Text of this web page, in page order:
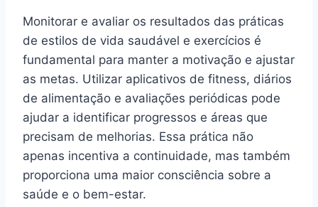
Monitorar e avaliar os resultados das práticas
de estilos de vida saudável e exercícios é
fundamental para manter a motivação e ajustar
as metas. Utilizar aplicativos de fitness, diários
de alimentação e avaliações periódicas pode
ajudar a identificar progressos e áreas que
precisam de melhorias. Essa prática não
apenas incentiva a continuidade, mas também
proporciona uma maior consciência sobre a
saúde e o bem-estar.